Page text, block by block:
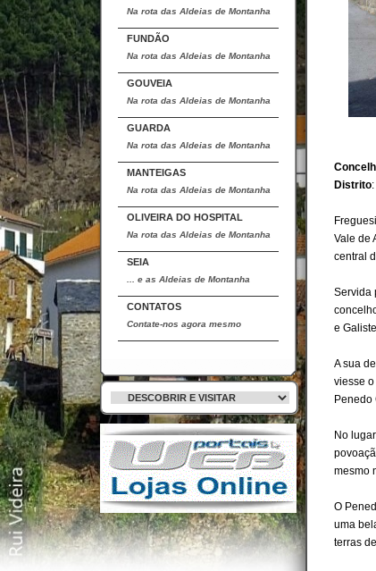
Na rota das Aldeias de Montanha
FUNDÃO
Na rota das Aldeias de Montanha
GOUVEIA
Na rota das Aldeias de Montanha
GUARDA
Na rota das Aldeias de Montanha
MANTEIGAS
Na rota das Aldeias de Montanha
OLIVEIRA DO HOSPITAL
Na rota das Aldeias de Montanha
SEIA
... e as Aldeias de Montanha
CONTATOS
Contate-nos agora mesmo
Distrito:
Vale de
central
Servida
e
A sua
viesse
Penedo
No
mesmo
O
uma
terras